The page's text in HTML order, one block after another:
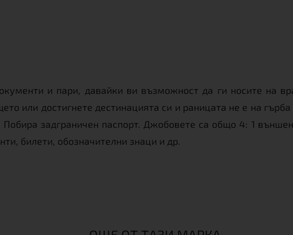
и пари, давайки ви възможност да ги носите на
или достигнете дестинацията си и раницата не е на
задграничен паспорт. Джобовете са общо 4: 1
билети, обозначителни знаци и др.